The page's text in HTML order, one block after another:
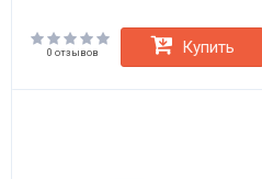
0 отзывов Купить